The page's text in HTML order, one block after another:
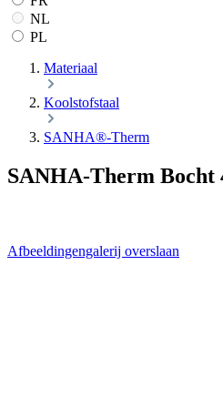
NL
PL
Materiaal
Koolstofstaal
SANHA®-Therm
SANHA-Therm Bocht
Afbeeldingengalerij overslaan